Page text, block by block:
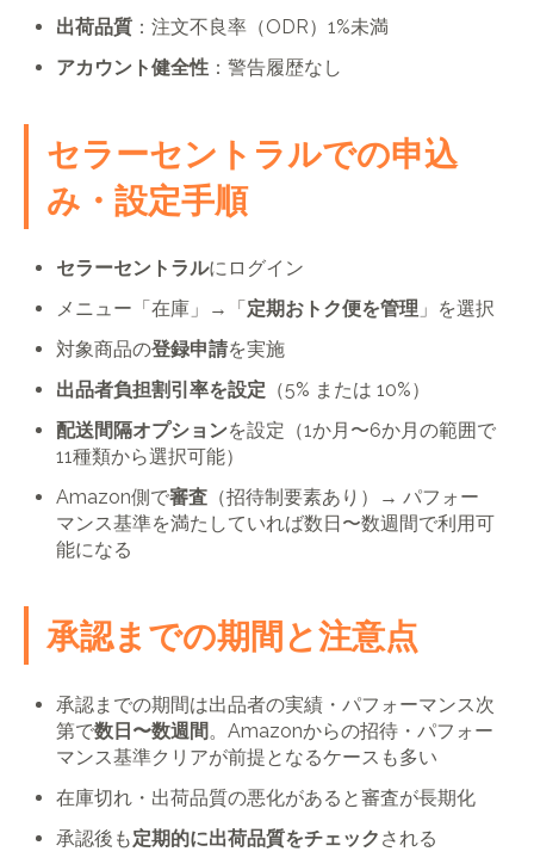
出荷品質 ：注文不良率（ODR）1%未満
アカウント健全性 ：警告履歴なし
セラーセントラルでの申込
み・設定手順
セラーセントラルにログイン
メニュー「在庫」→「 定期おトク便を管理 」を選択
対象商品の登録申請を実施
出品者負担割引率を設定 （5% または 10%）
配送間隔オプションを設定（1か月〜6か月の範囲で
11種類から選択可能）
Amazon側で審査 （招待制要素あり）→ パフォー
マンス基準を満たしていれば数日〜数週間で利用可
能になる
承認までの期間と注意点
承認までの期間は出品者の実績・パフォーマンス次
第で数日〜数週間。Amazonからの招待・パフォー
マンス基準クリアが前提となるケースも多い
在庫切れ・出荷品質の悪化があると審査が長期化
承認後も定期的に出荷品質をチェック される